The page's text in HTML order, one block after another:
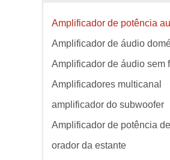
Amplificador de potência
Amplificador de áudio
Amplificador de áudio sem
Amplificadores multicanal
amplificador do subwoofer
Amplificador de potência
orador da estante